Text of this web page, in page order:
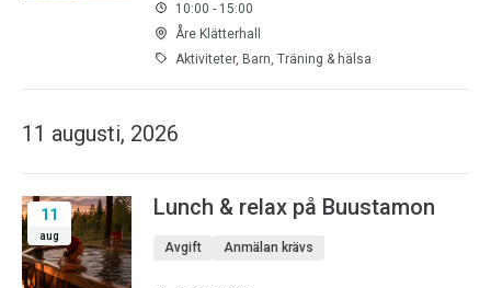
10:00 - 15:00
Åre Klätterhall
Aktiviteter, Barn, Träning & hälsa
11 augusti, 2026
11
aug
Lunch & relax på Buustamon
Avgift Anmälan krävs